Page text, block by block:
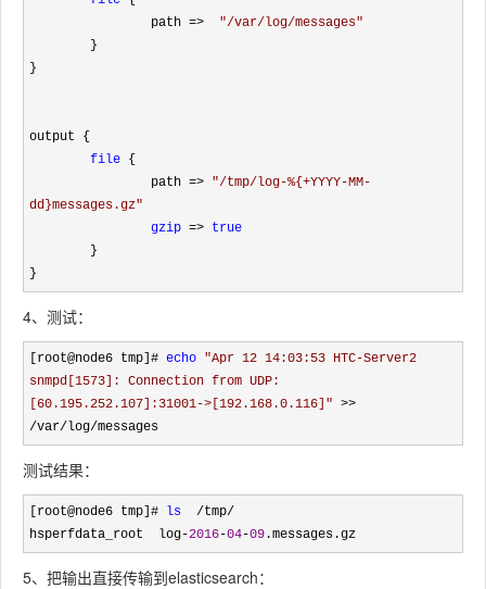
                path
=> "/var/log/messages"
}
output {
file {
                path
=> "/tmp/log-%{+YYYY-MM-
dd}messages.gz"
gzip => true
}
4、测试：
[root@node6 tmp]# echo "Apr 12 14:03:53 HTC-Server2
snmpd[1573]: Connection from UDP:
[60.195.252.107]:31001->[192.168.0.116] " >>
/var/log/messages
测试结果：
[root@node6 tmp]# ls
  /tmp/
hsperfdata_root  log-2016-04-09 .messages.gz
5、把输出直接传输到elasticsearch：